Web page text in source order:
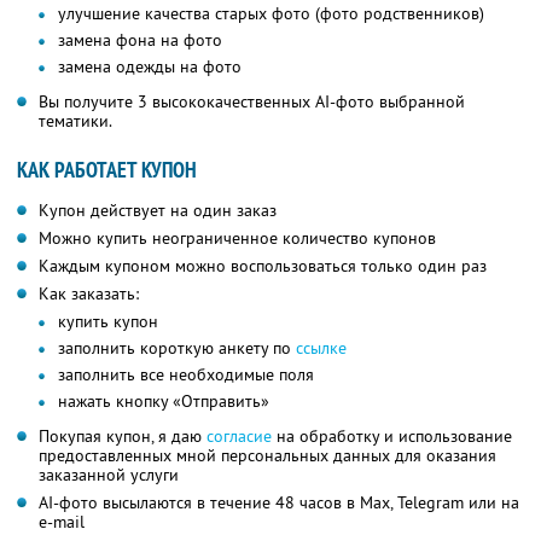
улучшение качества старых фото (фото родственников)
замена фона на фото
замена одежды на фото
Вы получите 3 высококачественных AI-фото выбранной
тематики.
КАК РАБОТАЕТ КУПОН
Купон действует на один заказ
Можно купить неограниченное количество купонов
Каждым купоном можно воспользоваться только один раз
Как заказать:
купить купон
заполнить короткую анкету по ссылке
заполнить все необходимые поля
нажать кнопку «Отправить»
Покупая купон, я даю согласие на обработку и использование
предоставленных мной персональных данных для оказания
заказанной услуги
AI-фото высылаются в течение 48 часов в Max, Telegram или на
e-mail